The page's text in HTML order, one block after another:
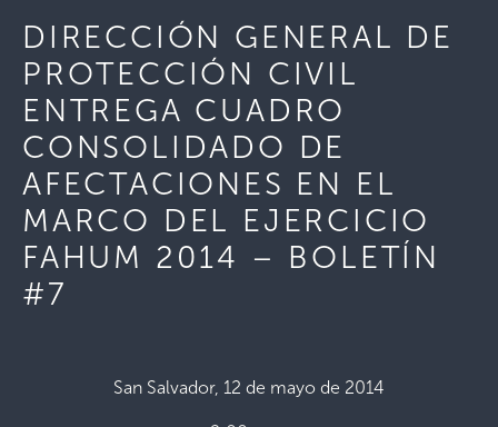
DIRECCIÓN GENERAL DE
PROTECCIÓN CIVIL
ENTREGA CUADRO
CONSOLIDADO DE
AFECTACIONES EN EL
MARCO DEL EJERCICIO
FAHUM 2014 – BOLETÍN
#7
San Salvador, 12 de mayo de 2014